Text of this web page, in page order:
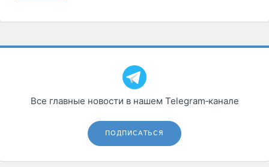
Все главные новости в нашем Telegram‑канале
ПОДПИСАТЬСЯ